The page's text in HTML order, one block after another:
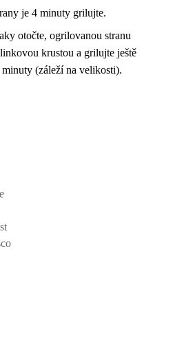
je 4 minuty grilujte.
otočte, ogrilovanou stranu
krustou a grilujte ještě
minuty (záleží na velikosti).